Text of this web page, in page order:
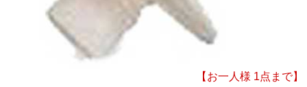
【お一人様 1点まで】